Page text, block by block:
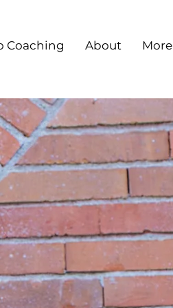
Coaching About More